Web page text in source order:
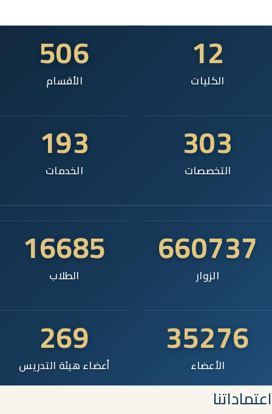
12
الكليات
506
الأقسام
303
التخصصات
193
الخدمات
660737
الزوار
16685
الطلاب
35276
الأعضاء
269
أعضاء هيئة التدريس
اعتماداتنا